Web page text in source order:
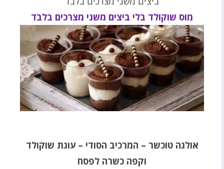
מוס שוקולד בלי ביצים משני מצרכים בלבד
אולגה טוכשר – המרכיב הסודי – עוגת שוקולד
וקפה כשרה לפסח